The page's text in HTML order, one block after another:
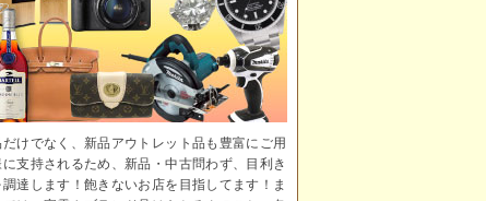
けでなく、新品アウトレット品も豊富にご用
支持されるため、新品・中古問わず、目利き
達します！飽きないお店を目指してます！ま